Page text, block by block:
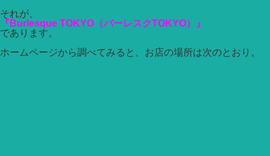
それが、
『Burlesque TOKYO（バーレスクTOKYO）』
であります。
ホームページから調べてみると、お店の場所は次のとおり。